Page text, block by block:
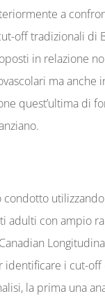
a
off tradizionali di
in relazione
ma anche
quest’ultima di
condotto
adulti con ampio
identificare i cut-
la prima una